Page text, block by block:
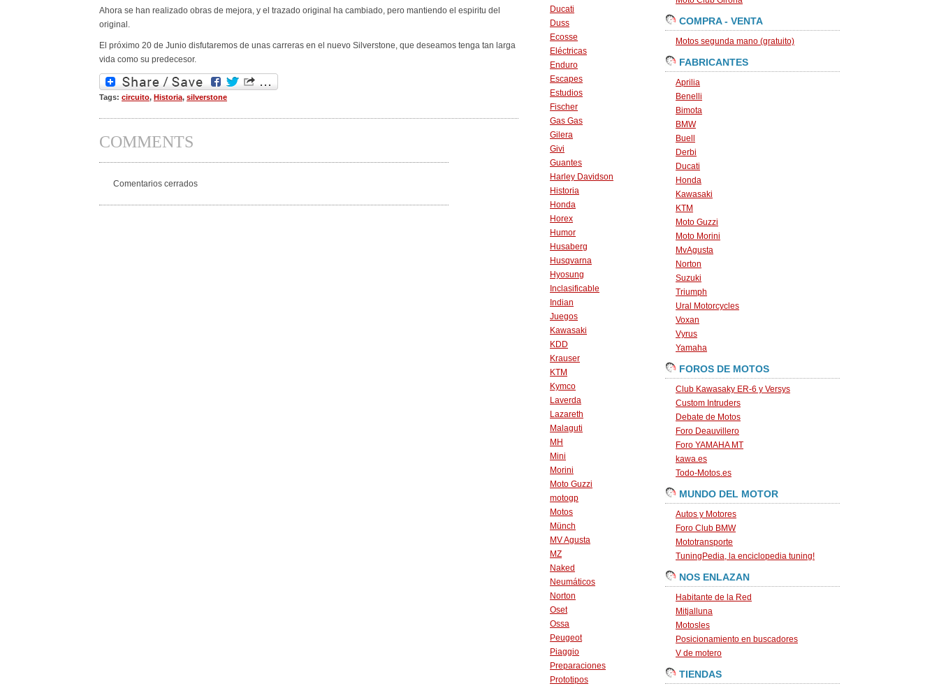
Ahora se han realizado obras de mejora, y el trazado original ha cambiado, pero mantiendo el espiritu del
original.
El próximo 20 de Junio disfutaremos de unas carreras en el nuevo Silverstone, que deseamos tenga tan larga
vida como su predecesor.
Tags: circuito, Historia, silverstone
COMMENTS
Comentarios cerrados
Ducati
Duss
Ecosse
Eléctricas
Enduro
Escapes
Estudios
Fischer
Gas Gas
Gilera
Givi
Guantes
Harley Davidson
Historia
Honda
Horex
Humor
Husaberg
Husqvarna
Hyosung
Inclasificable
Indian
Juegos
Kawasaki
KDD
Krauser
KTM
Kymco
Laverda
Lazareth
Malaguti
MH
Mini
Morini
Moto Guzzi
motogp
Motos
Münch
MV Agusta
MZ
Naked
Neumáticos
Norton
Oset
Ossa
Peugeot
Piaggio
Preparaciones
Prototipos
COMPRA - VENTA
Motos segunda mano (gratuito)
FABRICANTES
Aprilia
Benelli
Bimota
BMW
Buell
Derbi
Ducati
Honda
Kawasaki
KTM
Moto Guzzi
Moto Morini
MvAgusta
Norton
Suzuki
Triumph
Ural Motorcycles
Voxan
Vyrus
Yamaha
FOROS DE MOTOS
Club Kawasaky ER-6 y Versys
Custom Intruders
Debate de Motos
Foro Deauvillero
Foro YAMAHA MT
kawa.es
Todo-Motos.es
MUNDO DEL MOTOR
Autos y Motores
Foro Club BMW
Mototransporte
TuningPedia, la enciclopedia tuning!
NOS ENLAZAN
Habitante de la Red
Mitjalluna
Motosles
Posicionamiento en buscadores
V de motero
TIENDAS